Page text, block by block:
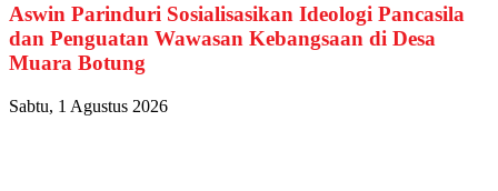
Aswin Parinduri Sosialisasikan Ideologi Pancasila
dan Penguatan Wawasan Kebangsaan di Desa
Muara Botung
Sabtu, 1 Agustus 2026